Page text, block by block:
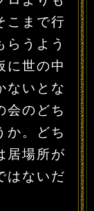
こまで行
らうよう
に世の中
ないとな
会のどち
か。どち
居場所が
はないだ